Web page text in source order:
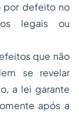
por defeito no
legais ou
que não
se revelar
a lei garante
após a